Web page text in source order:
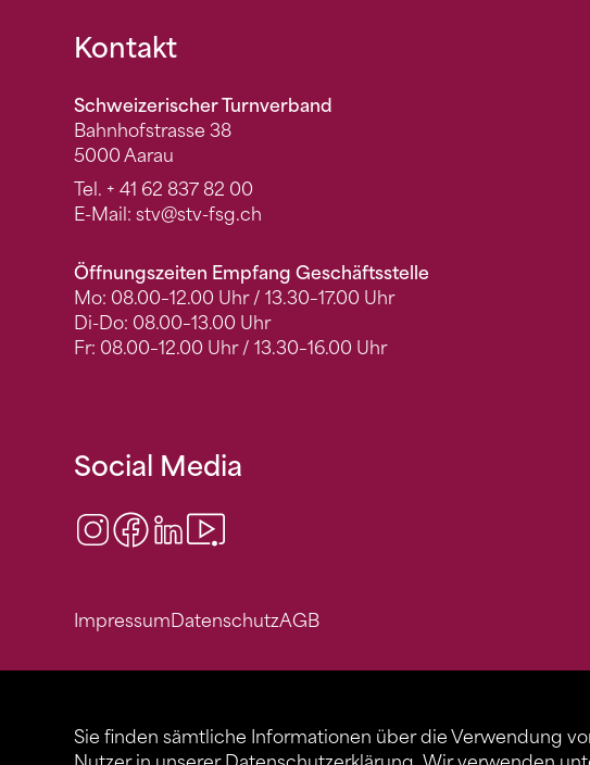
Sie finden sämtliche Informationen über die Verwendung
Fusszeile
Kontakt
Schweizerischer Turnverband
Bahnhofstrasse 38
5000 Aarau
Tel. + 41 62 837 82 00
E-Mail: stv@stv-fsg.ch
Öffnungszeiten Empfang Geschäftsstelle
Mo: 08.00–12.00 Uhr / 13.30–17.00 Uhr
Di-Do: 08.00–13.00 Uhr
Fr: 08.00–12.00 Uhr / 13.30–16.00 Uhr
Social Media
Instagram
Facebook
LinkedIn
ImpressumDatenschutzAGB